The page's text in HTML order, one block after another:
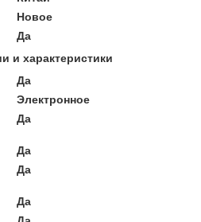
Новое
Да
и характеристики
Да
Электронное
Да
Да
Да
Да